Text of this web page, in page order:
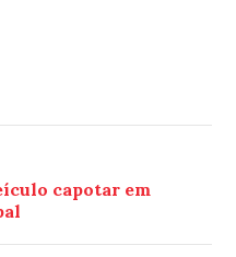
capotar em